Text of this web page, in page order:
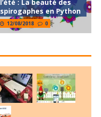
l’été : La beauté des
spirogaphes en Python
12/08/2018 0